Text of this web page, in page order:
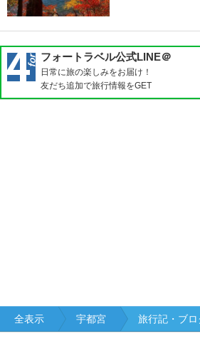
フォートラベル公式LINE＠
日常に旅の楽しみをお届け！
友だち追加で旅行情報をGET
全表示 宇都宮 旅行記・ブロ